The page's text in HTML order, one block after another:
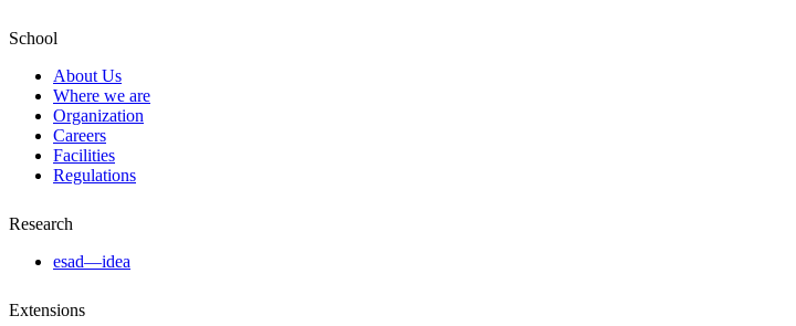
School
About Us
Where we are
Organization
Careers
Facilities
Regulations
Research
esad—idea
Extensions